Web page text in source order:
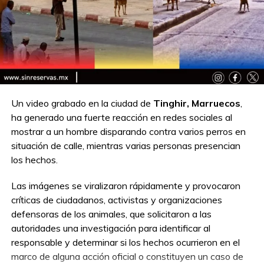
Un video grabado en la ciudad de Tinghir, Marruecos,
ha generado una fuerte reacción en redes sociales al
mostrar a un hombre disparando contra varios perros en
situación de calle, mientras varias personas presencian
los hechos.
Las imágenes se viralizaron rápidamente y provocaron
críticas de ciudadanos, activistas y organizaciones
defensoras de los animales, que solicitaron a las
autoridades una investigación para identificar al
responsable y determinar si los hechos ocurrieron en el
marco de alguna acción oficial o constituyen un caso de